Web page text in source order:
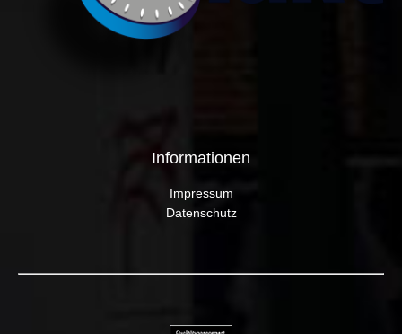
Informationen
Impressum
Datenschutz